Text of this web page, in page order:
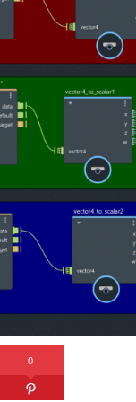
はてなブックマーク
0